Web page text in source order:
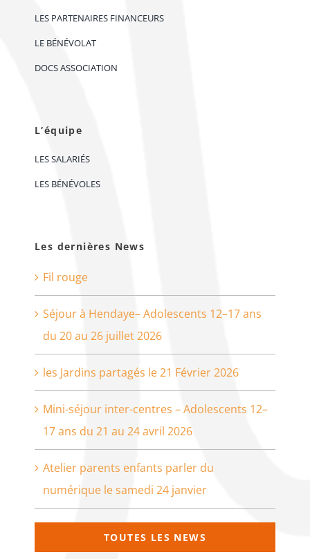
LES PARTENAIRES FINANCEURS
LE BÉNÉVOLAT
DOCS ASSOCIATION
L’équipe
LES SALARIÉS
LES BÉNÉVOLES
Les dernières News
Fil rouge
Séjour à Hendaye– Adolescents 12–17 ans
du 20 au 26 juillet 2026
les Jardins partagés le 21 Février 2026
Mini-séjour inter-centres – Adolescents 12–
17 ans du 21 au 24 avril 2026
Atelier parents enfants parler du
numérique le samedi 24 janvier
TOUTES LES NEWS